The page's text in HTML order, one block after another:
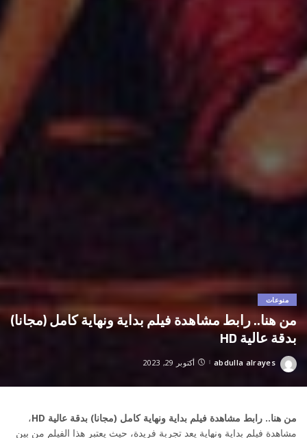
منوعات
من هنا.. رابط مشاهدة فيلم بداية ونهاية كامل (مجانا)
بدقة عالية HD
Posted
abdulla alrayes أكتوبر 29, 2023
من هنا.. رابط مشاهدة فيلم بداية ونهاية كامل (مجانا) بدقة عالية HD
،
مشاهدة فيلم بداية ونهاية يعد تجربة فريدة، حيث يعتبر هذا الفيلم من بين